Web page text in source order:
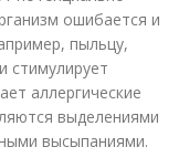
ошибается и
пыльцу,
стимулирует
аллергические
выделениями
высыпаниями.